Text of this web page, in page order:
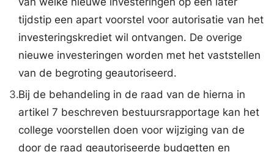
tijdstip een apart voorstel voor autorisatie van het
investeringskrediet wil ontvangen. De overige
nieuwe investeringen worden met het vaststellen
van de begroting geautoriseerd.
3.Bij de behandeling in de raad van de hierna in
artikel 7 beschreven bestuursrapportage kan het
college voorstellen doen voor wijziging van de
door de raad geautoriseerde budgetten en